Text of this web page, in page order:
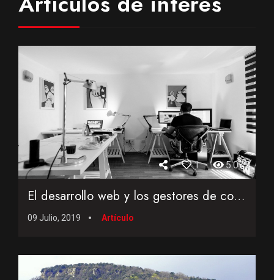
1 5.015
El desarrollo web y los gestores de contenidos
09 Julio, 2019 Artículo